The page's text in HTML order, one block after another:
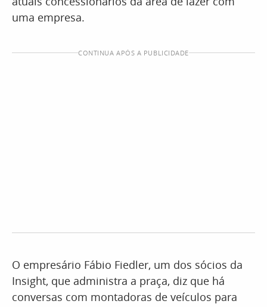
uma empresa.
CONTINUA APÓS A PUBLICIDADE
O empresário Fábio Fiedler, um dos sócios da
Insight, que administra a praça, diz que há
conversas com montadoras de veículos para